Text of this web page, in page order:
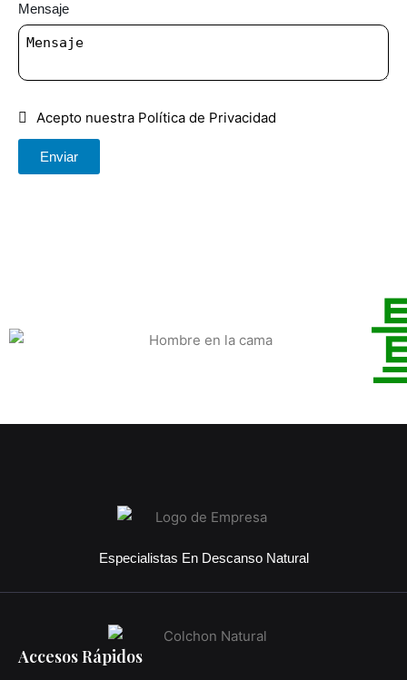
Mensaje
Acepto nuestra Política de Privacidad
Enviar
Especialistas En Descanso Natural
Accesos Rápidos